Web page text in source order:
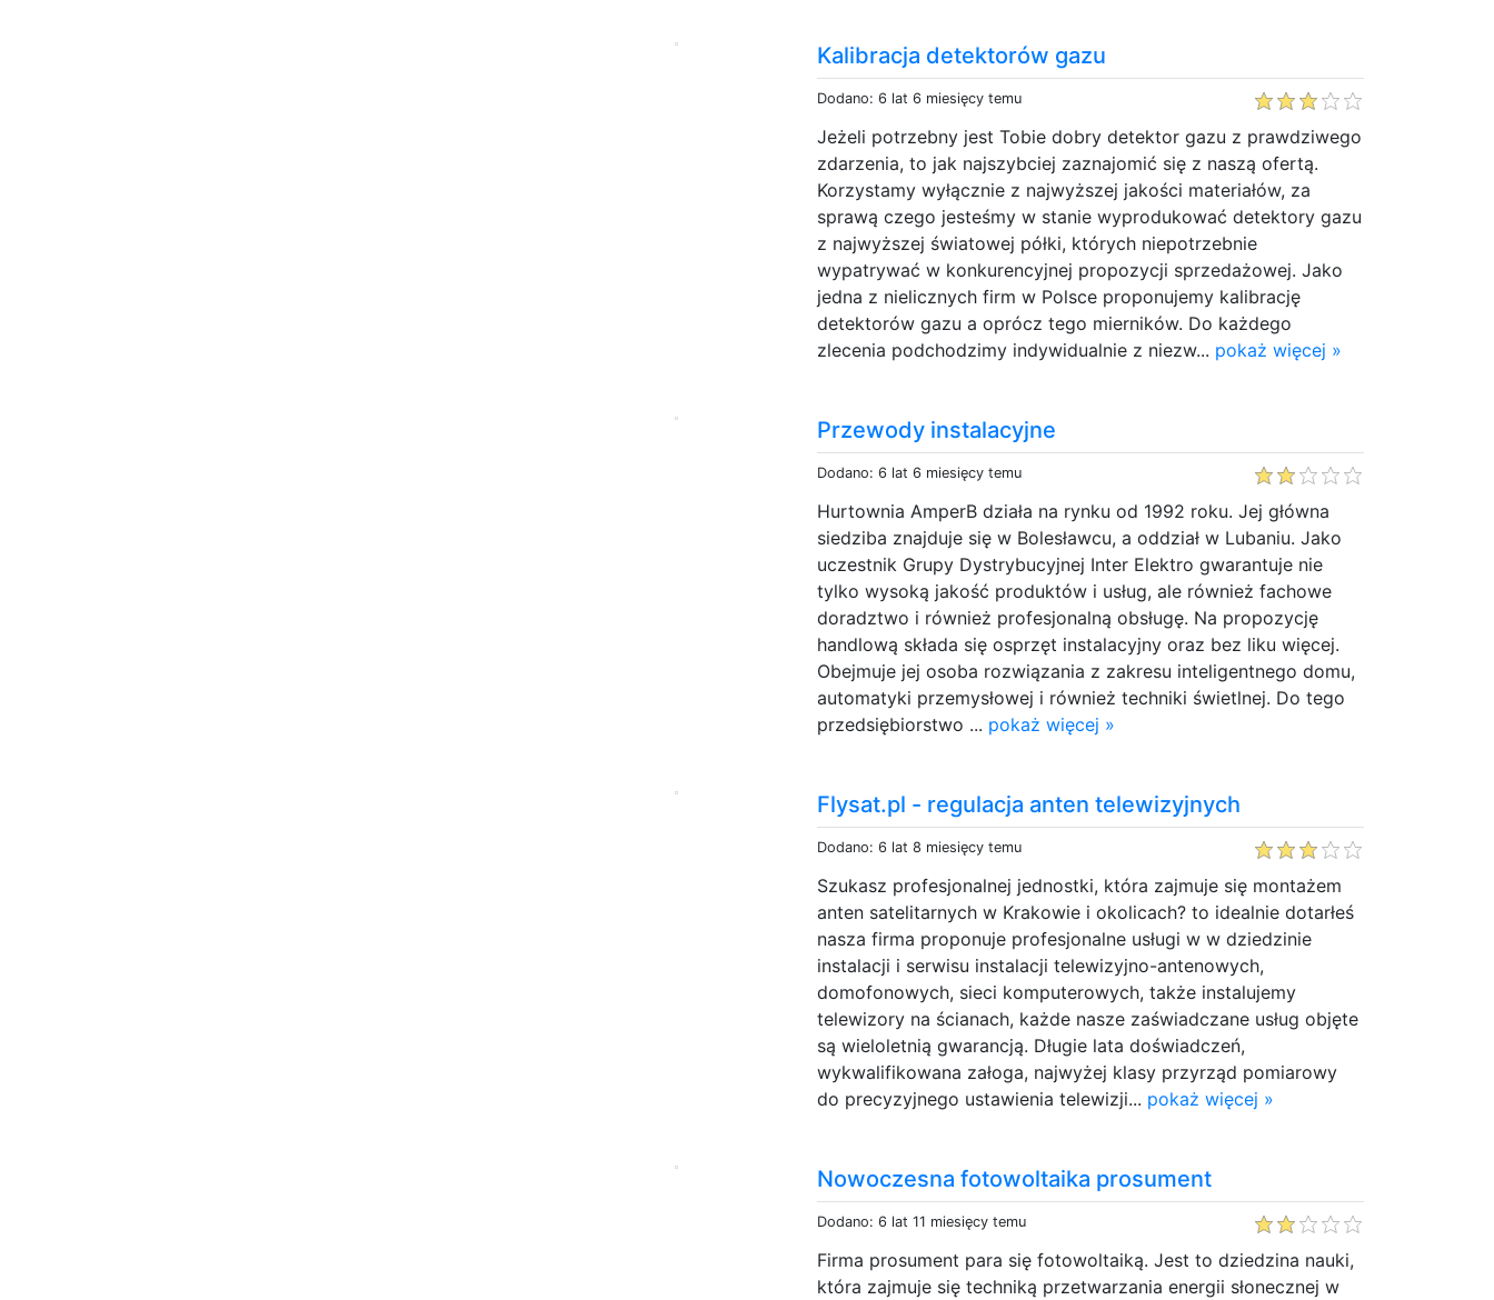
Kalibracja detektorów gazu
Dodano: 6 lat 6 miesięcy temu
Jeżeli potrzebny jest Tobie dobry detektor gazu z prawdziwego
zdarzenia, to jak najszybciej zaznajomić się z naszą ofertą.
Korzystamy wyłącznie z najwyższej jakości materiałów, za
sprawą czego jesteśmy w stanie wyprodukować detektory gazu
z najwyższej światowej półki, których niepotrzebnie
wypatrywać w konkurencyjnej propozycji sprzedażowej. Jako
jedna z nielicznych firm w Polsce proponujemy kalibrację
detektorów gazu a oprócz tego mierników. Do każdego
zlecenia podchodzimy indywidualnie z niezw... pokaż więcej »
Przewody instalacyjne
Dodano: 6 lat 6 miesięcy temu
Hurtownia AmperB działa na rynku od 1992 roku. Jej główna
siedziba znajduje się w Bolesławcu, a oddział w Lubaniu. Jako
uczestnik Grupy Dystrybucyjnej Inter Elektro gwarantuje nie
tylko wysoką jakość produktów i usług, ale również fachowe
doradztwo i również profesjonalną obsługę. Na propozycję
handlową składa się osprzęt instalacyjny oraz bez liku więcej.
Obejmuje jej osoba rozwiązania z zakresu inteligentnego domu,
automatyki przemysłowej i również techniki świetlnej. Do tego
przedsiębiorstwo ... pokaż więcej »
Flysat.pl - regulacja anten telewizyjnych
Dodano: 6 lat 8 miesięcy temu
Szukasz profesjonalnej jednostki, która zajmuje się montażem
anten satelitarnych w Krakowie i okolicach? to idealnie dotarłeś
nasza firma proponuje profesjonalne usługi w w dziedzinie
instalacji i serwisu instalacji telewizyjno-antenowych,
domofonowych, sieci komputerowych, także instalujemy
telewizory na ścianach, każde nasze zaświadczane usług objęte
są wieloletnią gwarancją. Długie lata doświadczeń,
wykwalifikowana załoga, najwyżej klasy przyrząd pomiarowy
do precyzyjnego ustawienia telewizji... pokaż więcej »
Nowoczesna fotowoltaika prosument
Dodano: 6 lat 11 miesięcy temu
Firma prosument para się fotowoltaiką. Jest to dziedzina nauki,
która zajmuje się techniką przetwarzania energii słonecznej w